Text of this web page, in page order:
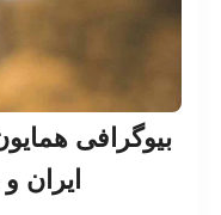
بیوگرافی همایون
ایران و